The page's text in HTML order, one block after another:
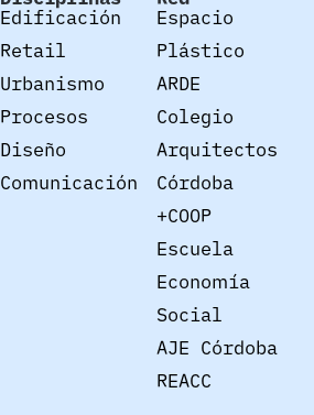
Edificación
Retail
Urbanismo
Procesos
Diseño
Comunicación
Espacio
Plástico
ARDE
Colegio
Arquitectos
Córdoba
+COOP
Escuela
Economía
Social
AJE Córdoba
REACC